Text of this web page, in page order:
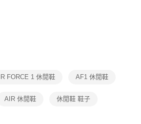
收到繳費通知簡訊。
天內，點擊此簡訊中的連結，可透過四大超商／
式進行付款，方視為交易完成。
先享後付 」之結帳頁面顯示為準，若有關於
消欲退款等相關疑問，請聯繫「AFTEE先享後付
support/home
限公司提供之「AFTEE先享後付」服務完成之交
公司。
含以上)免運費
FORCE 1 休閒鞋 AF1 休閒鞋
AIR 休閒鞋 休閒鞋 鞋子